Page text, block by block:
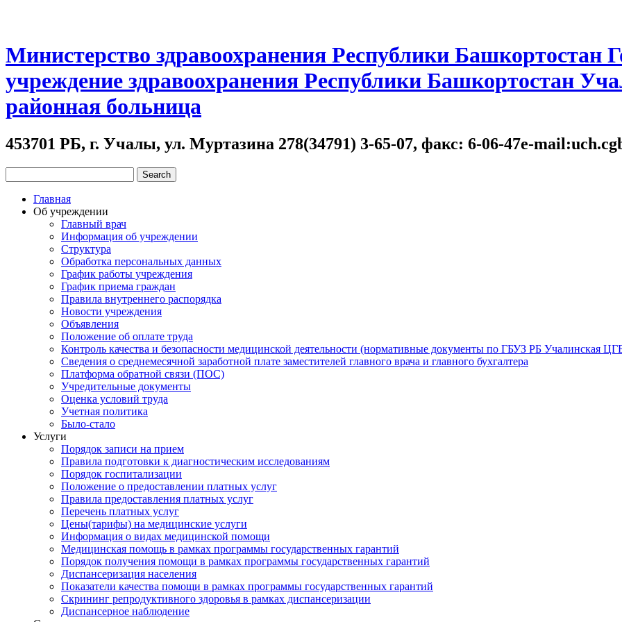
Министерство здравоохранения Республики Башкортостан
учреждение здравоохранения Республики Башкортостан
районная больница
453701 РБ, г. Учалы, ул. Муртазина 278(34791) 3-65-07, факс: 6-06-47e-
Главная
Об учреждении
Главный врач
Информация об учреждении
Структура
Обработка персональных данных
График работы учреждения
График приема граждан
Правила внутреннего распорядка
Новости учреждения
Объявления
Положение об оплате труда
Контроль качества и безопасности медицинской деятельности (нормативные документы по ГБУЗ РБ Учалинская
Сведения о среднемесячной заработной плате заместителей главного врача и главного бухгалтера
Платформа обратной связи (ПОС)
Учредительные документы
Оценка условий труда
Учетная политика
Было-стало
Услуги
Порядок записи на прием
Правила подготовки к диагностическим исследованиям
Порядок госпитализации
Положение о предоставлении платных услуг
Правила предоставления платных услуг
Перечень платных услуг
Цены(тарифы) на медицинские услуги
Информация о видах медицинской помощи
Медицинская помощь в рамках программы государственных гарантий
Порядок получения помощи в рамках программы государственных гарантий
Диспансеризация населения
Показатели качества помощи в рамках программы государственных гарантий
Скрининг репродуктивного здоровья в рамках диспансеризации
Диспансерное наблюдение